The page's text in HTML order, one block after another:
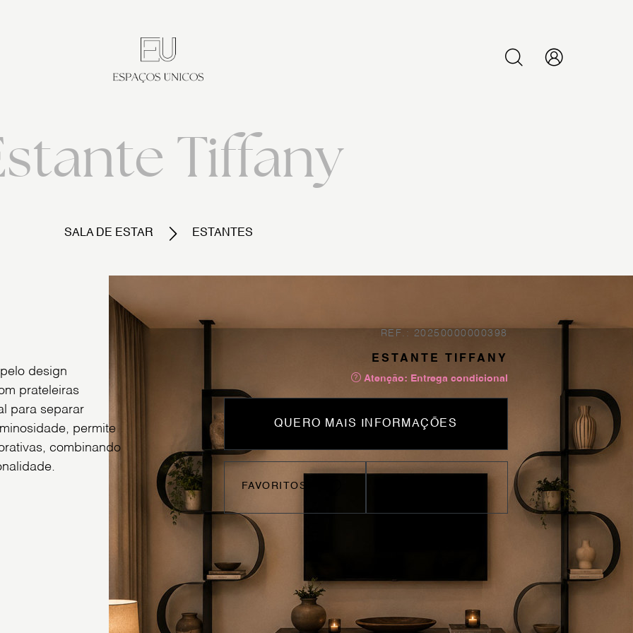
Tiffany
SALA DE ESTAR ESTANTES
design
prateleiras
para separar
permite
combinando
REF.: 20250000000398
ESTANTE TIFFANY
Atenção: Entrega condicional
QUERO MAIS INFORMAÇÕES
FAVORITOS